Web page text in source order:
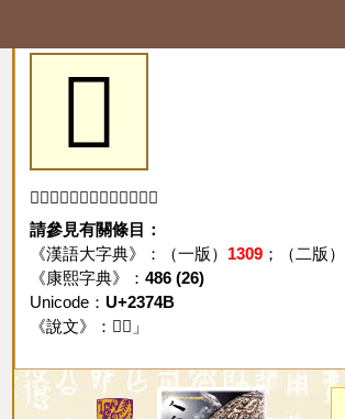
𣝋
「𣝋」字未收錄於本資料庫。
請參見有關條目：
《漢語大字典》：（一版） 1309；（二版）
《康熙字典》： 486 (26)
Unicode： U+2374B
《說文》：「 𣝋 」